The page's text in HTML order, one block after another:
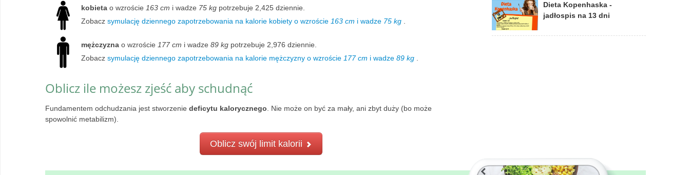
kobieta o wzroście 163 cm i wadze 75 kg potrzebuje 2,425 dziennie.
Zobacz symulację dziennego zapotrzebowania na kalorie kobiety o wzroście 163 cm i wadze 75 kg
mężczyzna o wzroście 177 cm i wadze 89 kg potrzebuje 2,976 dziennie.
Zobacz symulację dziennego zapotrzebowania na kalorie mężczyzny o wzroście 177 cm i wadze 89 kg
Oblicz ile możesz zjeść aby schudnąć
Fundamentem odchudzania jest stworzenie deficytu kalorycznego . Nie może on być za mały, ani zbyt duży (bo może
spowolnić metabilizm).
Oblicz swój limit kalorii
Dieta Kopenhaska -
jadłospis na 13 dni